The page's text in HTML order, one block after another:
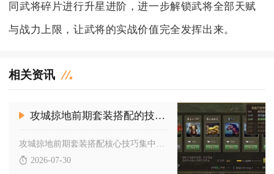
同武将碎片进行升星进阶，进一步解锁武将全部天赋
与战力上限，让武将的实战价值完全发挥出来。
相关资讯
攻城掠地前期套装搭配的技巧有哪些值得注意
2026-07-30